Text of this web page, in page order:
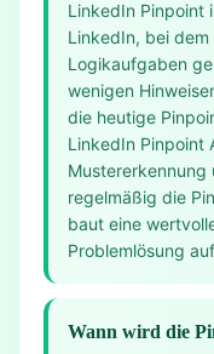
LinkedIn Pinpoint
LinkedIn, bei
Logikaufgaben
wenigen
die heutige
LinkedIn Pinpoint
Mustererkennung
regelmäßig die
baut eine
Problemlösung
Wann wird die